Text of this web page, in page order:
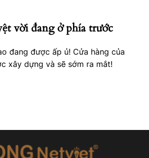
vời đang ở phía trước
đang được ấp ủ! Cửa hàng của
xây dựng và sẽ sớm ra mắt!